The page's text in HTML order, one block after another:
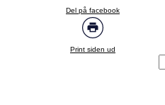
Del på facebook
Print siden ud